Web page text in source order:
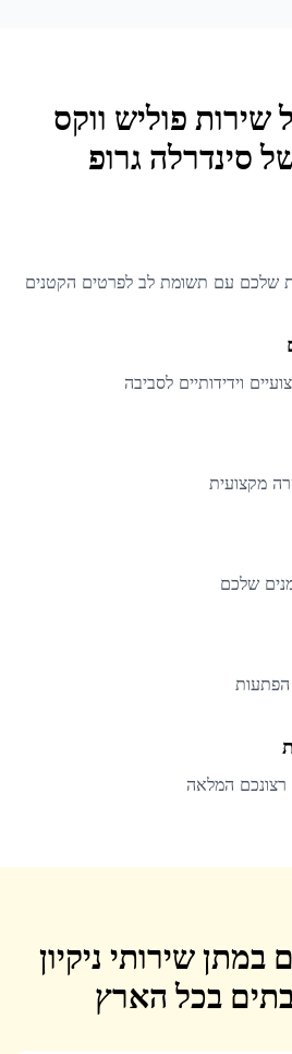
שירות פוליש ווקס
סינדרלה גרופ
שלכם עם תשומת לב לפרטים הקטנים
וידידותיים לסביבה
מקצועית
שלכם
הפתעות
רצונכם המלאה
במתן שירותי ניקיון
בכל הארץ